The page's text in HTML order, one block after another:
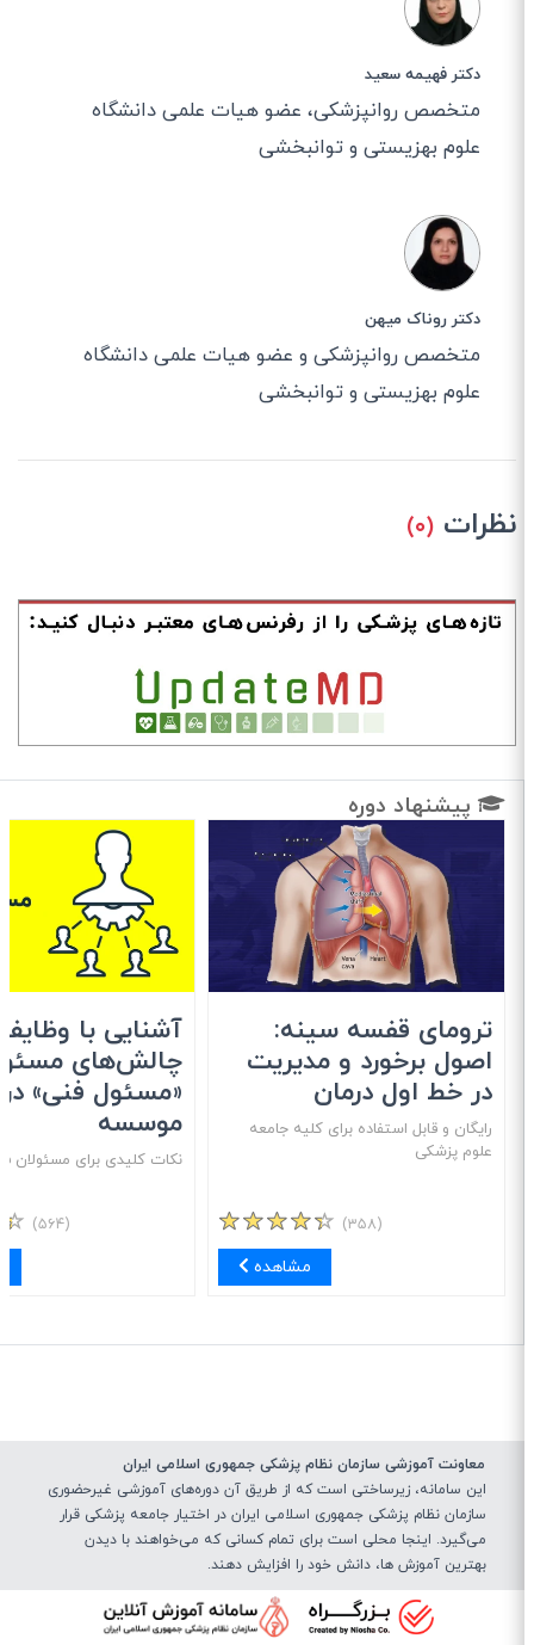
دکتر فهیمه سعید
متخصص روانپزشکی، عضو هیات علمی دانشگاه
علوم بهزیستی و توانبخشی
دکتر روناک میهن
متخصص روانپزشکی و عضو هیات علمی دانشگاه
علوم بهزیستی و توانبخشی
نظرات
پیشنهاد دوره
ترومای قفسه سینه:
اصول برخورد و مدیریت
در خط اول درمان
رایگان و قابل استفاده برای کلیه جامعه
علوم پزشکی
مشاهده
آشنایی با
چالش‌های
«مسئول فنی» در
موسسه
نکات کلیدی برای مسئولان
معاونت آموزشی سازمان نظام پزشکی جمهوری اسلامی ایران
این سامانه، زیرساختی‌ است که از طریق آن دوره‌های آموزشی غیرحضوری
سازمان نظام پزشکی جمهوری اسلامی ایران در اختیار جامعه پزشکی قرار
می‌گیرد. اینجا محلی است برای تمام کسانی که می‌خواهند با دیدن
بهترین آموزش ها، دانش خود را افزایش دهند.